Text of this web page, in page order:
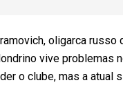
oligarca
vive problemas
o clube, mas a atual